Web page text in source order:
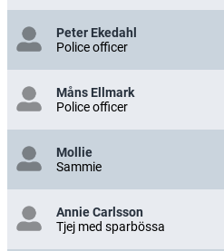
Peter Ekedahl
Police officer
Måns Ellmark
Police officer
Mollie
Sammie
Annie Carlsson
Tjej med sparbössa